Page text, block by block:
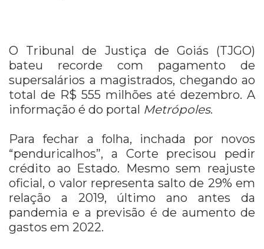
O Tribunal de Justiça de Goiás (TJGO)
bateu recorde com pagamento de
supersalários a magistrados, chegando ao
total de R$ 555 milhões até dezembro. A
informação é do portal Metrópoles.
Para fechar a folha, inchada por novos
“penduricalhos”, a Corte precisou pedir
crédito ao Estado. Mesmo sem reajuste
oficial, o valor representa salto de 29% em
relação a 2019, último ano antes da
pandemia e a previsão é de aumento de
gastos em 2022.